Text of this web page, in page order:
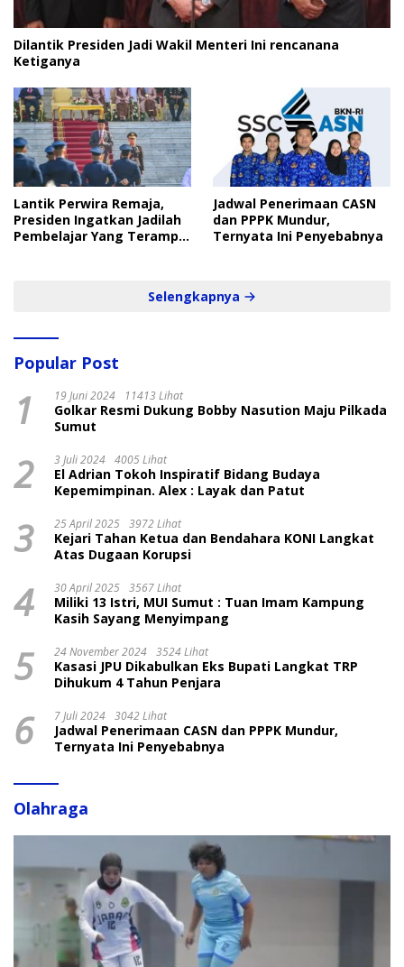
Dilantik Presiden Jadi Wakil Menteri Ini rencanana
Ketiganya
Lantik Perwira Remaja,
Presiden Ingatkan Jadilah
Pembelajar Yang Terampil
Jadwal Penerimaan CASN
dan PPPK Mundur,
Ternyata Ini Penyebabnya
Selengkapnya
Popular Post
1 19 Juni 2024 11413 Lihat
Golkar Resmi Dukung Bobby Nasution Maju Pilkada
Sumut
2 3 Juli 2024 4005 Lihat
El Adrian Tokoh Inspiratif Bidang Budaya
Kepemimpinan. Alex : Layak dan Patut
3 25 April 2025 3972 Lihat
Kejari Tahan Ketua dan Bendahara KONI Langkat
Atas Dugaan Korupsi
4 30 April 2025 3567 Lihat
Miliki 13 Istri, MUI Sumut : Tuan Imam Kampung
Kasih Sayang Menyimpang
5 24 November 2024 3524 Lihat
Kasasi JPU Dikabulkan Eks Bupati Langkat TRP
Dihukum 4 Tahun Penjara
6 7 Juli 2024 3042 Lihat
Jadwal Penerimaan CASN dan PPPK Mundur,
Ternyata Ini Penyebabnya
Olahraga